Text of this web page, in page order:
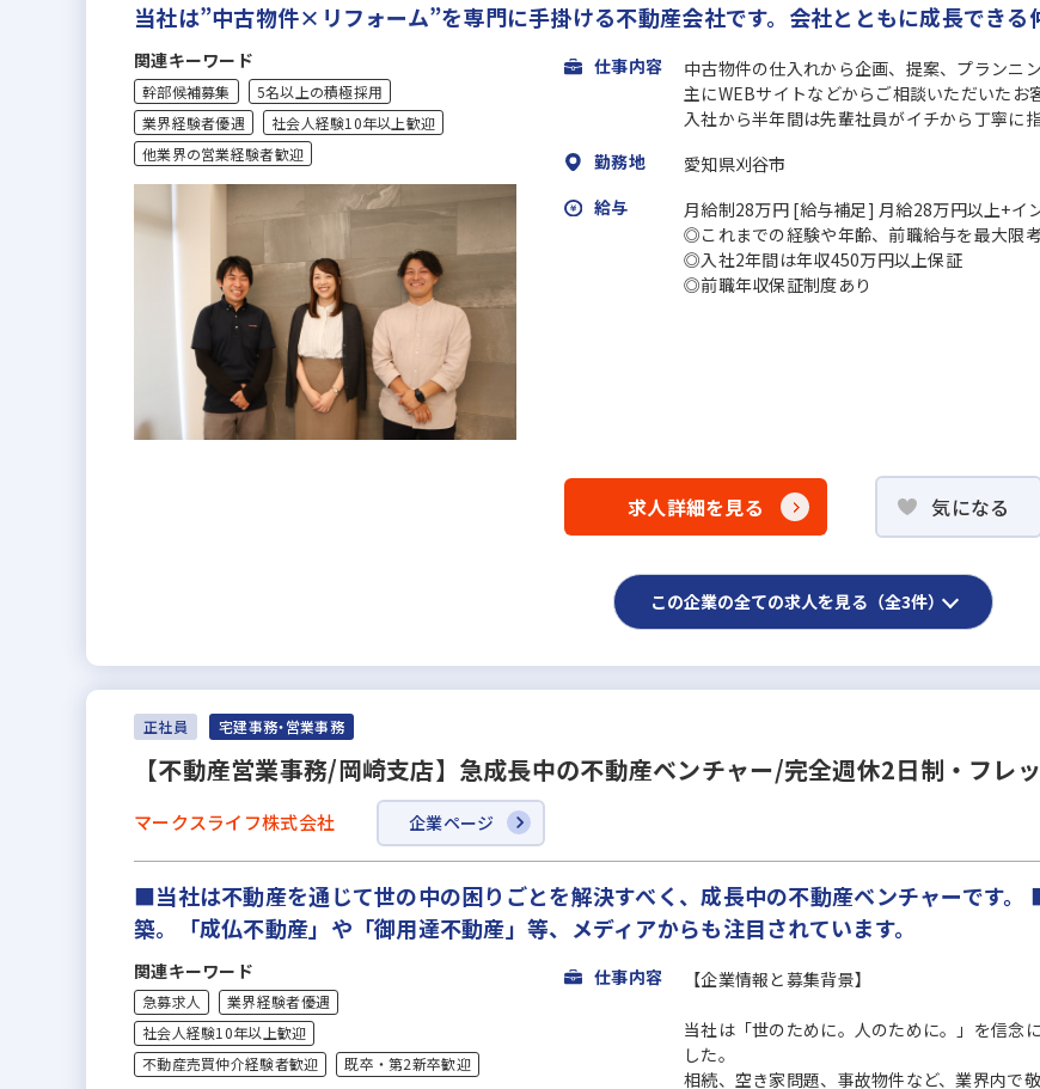
当社は”中古物件×リフォーム”を専門に手掛ける不動産会社です。会社とともに成長できる
関連キーワード
幹部候補募集
5名以上の積極採用
業界経験者優遇
社会人経験10年以上歓迎
他業界の営業経験者歓迎
仕事内容
中古物件の仕入れから企画、提案、プランニ
主にWEBサイトなどからご相談いただいたお
入社から半年間は先輩社員がイチから丁寧に
勤務地
愛知県刈谷市
給与
月給制28万円 [給与補足] 月給28万円以上+イ
◎これまでの経験や年齢、前職給与を最大限
◎入社2年間は年収450万円以上保証
◎前職年収保証制度あり
求人詳細を見る 気になる
この企業の全ての求人を見る（全3件）
正社員 宅建事務・営業事務
【不動産営業事務/岡崎支店】急成長中の不動産ベンチャー/完全週休2日制・フ
マークスライフ株式会社 企業ページ
■当社は不動産を通じて世の中の困りごとを解決すべく、成長中の不動産ベンチャーです
築。「成仏不動産」や「御用達不動産」等、メディアからも注目されています。
関連キーワード
急募求人
業界経験者優遇
社会人経験10年以上歓迎
不動産売買仲介経験者歓迎
既卒・第2新卒歓迎
仕事内容 【企業情報と募集背景】
当社は「世のために。人のために。」を信念
した。
相続、空き家問題、事故物件など、業界内で